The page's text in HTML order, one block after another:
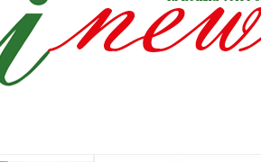
e il Sociale Negato: il Caso del Centro Sociale mai